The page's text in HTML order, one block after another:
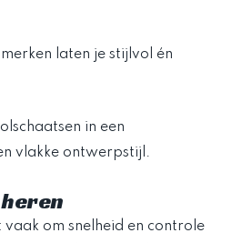
laten je stijlvol én
om snelheid en controle